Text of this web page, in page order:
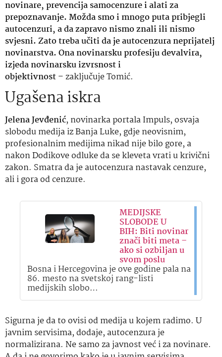
novinare, prevencija samocenzure i alati za
prepoznavanje. Možda smo i mnogo puta pribjegli
autocenzuri, a da zapravo nismo znali ili nismo
svjesni. Zato treba učiti da je autocenzura neprijatelj
novinarstva. Ona novinarsku profesiju devalvira,
izjeda novinarsku izvrsnost i
objektivnost– zaključuje Tomić.
Ugašena iskra
Jelena Jevđenić, novinarka portala Impuls, osvaja
slobodu medija iz Banja Luke, gdje neovisnim,
profesionalnim medijima nikad nije bilo gore, a
nakon Dodikove odluke da se kleveta vrati u krivični
zakon. Smatra da je autocenzura nastavak cenzure,
ali i gora od cenzure.
MEDIJSKE
SLOBODE U
BIH: Biti novinar
znači biti meta –
ako si ozbiljan u
svom poslu
Bosna i Hercegovina je ove godine pala na
86. mesto na svetskoj rang-listi
medijskih slobo…
Sigurna je da to ovisi od medija u kojem radimo. U
javnim servisima, dodaje, autocenzura je
normalizirana. Ne samo za javnost već i za novinare.